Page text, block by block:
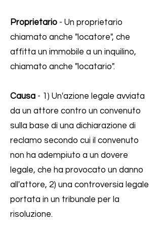
Proprietario - Un proprietario
chiamato anche "locatore", che
affitta un immobile a un inquilino,
chiamato anche "locatario".
Causa - 1) Un'azione legale avviata
da un attore contro un convenuto
sulla base di una dichiarazione di
reclamo secondo cui il convenuto
non ha adempiuto a un dovere
legale, che ha provocato un danno
all'attore, 2) una controversia legale
portata in un tribunale per la
risoluzione.